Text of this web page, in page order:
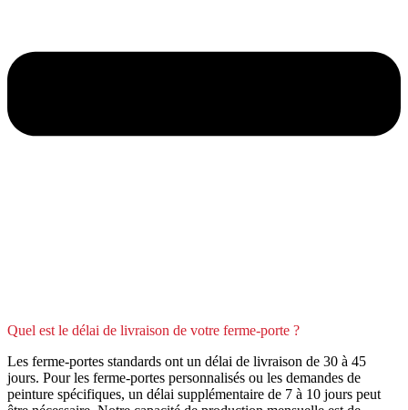
Quel est le délai de livraison de votre ferme-porte ?
Les ferme-portes standards ont un délai de livraison de 30 à 45
jours. Pour les ferme-portes personnalisés ou les demandes de
peinture spécifiques, un délai supplémentaire de 7 à 10 jours peut